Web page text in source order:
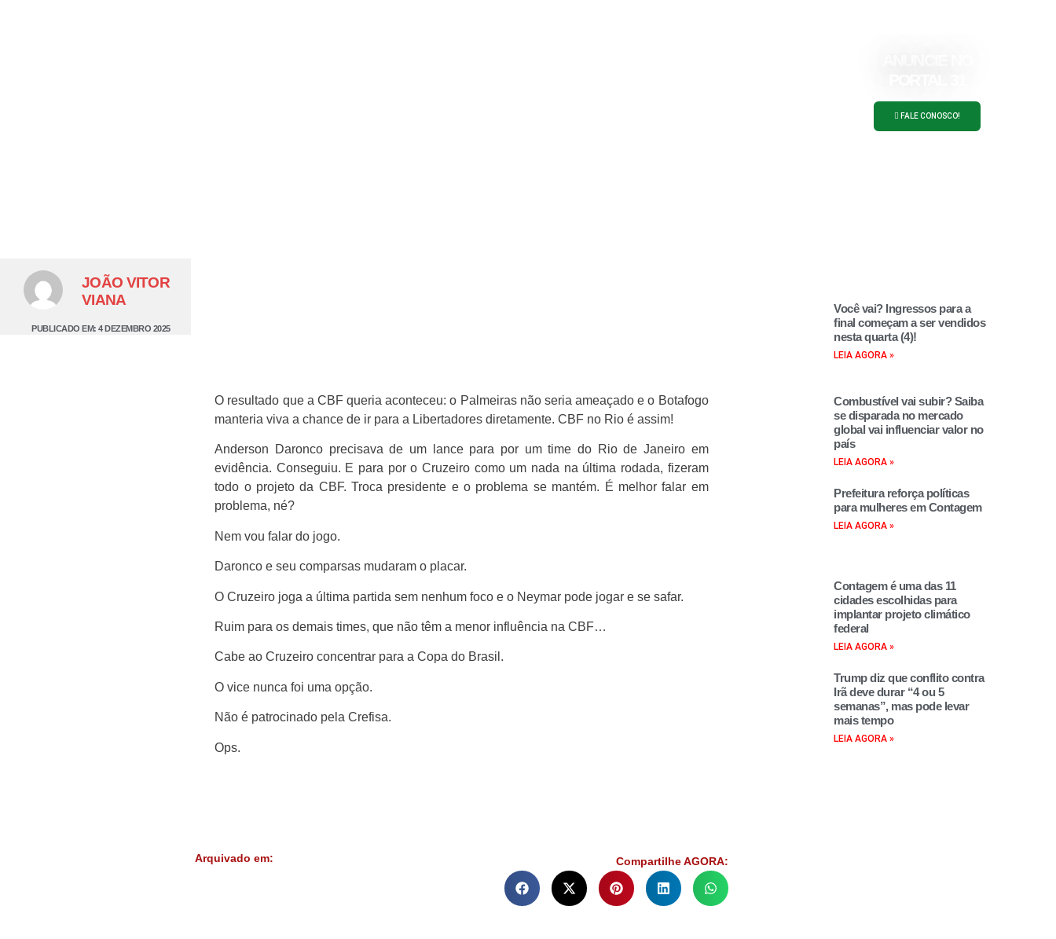
FALE CONOSCO!
JOÃO VITOR
VIANA
PUBLICADO EM: 4 DEZEMBRO 2025
O resultado que a CBF queria aconteceu: o Palmeiras não seria ameaçado e o Botafogo
manteria viva a chance de ir para a Libertadores diretamente. CBF no Rio é assim!
Anderson Daronco precisava de um lance para por um time do Rio de Janeiro em
evidência. Conseguiu. E para por o Cruzeiro como um nada na última rodada, fizeram
todo o projeto da CBF. Troca presidente e o problema se mantém. É melhor falar em
problema, né?
Nem vou falar do jogo.
Daronco e seu comparsas mudaram o placar.
O Cruzeiro joga a última partida sem nenhum foco e o Neymar pode jogar e se safar.
Ruim para os demais times, que não têm a menor influência na CBF…
Cabe ao Cruzeiro concentrar para a Copa do Brasil.
O vice nunca foi uma opção.
Não é patrocinado pela Crefisa.
Ops.
Arquivado em: Compartilhe AGORA:
Você vai? Ingressos para a
final começam a ser vendidos
nesta quarta (4)!
LEIA AGORA »
Combustível vai subir? Saiba
se disparada no mercado
global vai influenciar valor no
país
LEIA AGORA »
Prefeitura reforça políticas
para mulheres em Contagem
LEIA AGORA »
Contagem é uma das 11
cidades escolhidas para
implantar projeto climático
federal
LEIA AGORA »
Trump diz que conflito contra
Irã deve durar “4 ou 5
semanas”, mas pode levar
mais tempo
LEIA AGORA »